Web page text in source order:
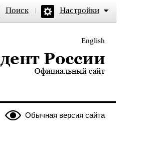
Поиск Настройки
English
официальный сайт
Обычная версия сайта